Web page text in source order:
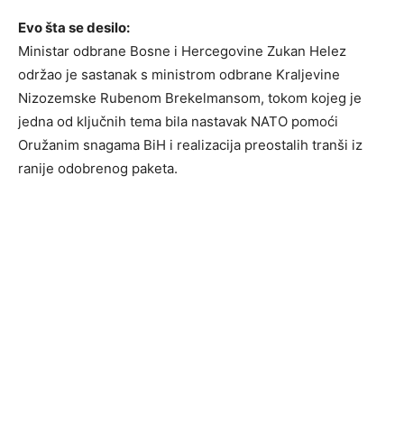
Evo šta se desilo:
Ministar odbrane Bosne i Hercegovine Zukan Helez
održao je sastanak s ministrom odbrane Kraljevine
Nizozemske Rubenom Brekelmansom, tokom kojeg je
jedna od ključnih tema bila nastavak NATO pomoći
Oružanim snagama BiH i realizacija preostalih tranši iz
ranije odobrenog paketa.